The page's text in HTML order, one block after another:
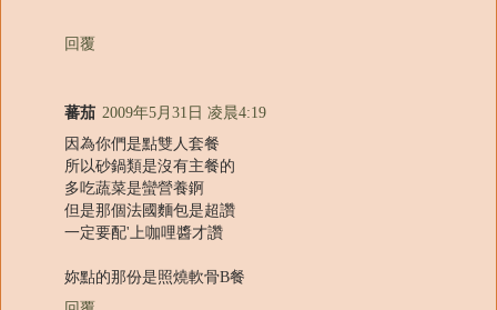
回覆
蕃茄 2009年5月31日 凌晨4:19
因為你們是點雙人套餐
所以砂鍋類是沒有主餐的
多吃蔬菜是蠻營養錒
但是那個法國麵包是超讚
一定要配'上咖哩醬才讚
妳點的那份是照燒軟骨B餐